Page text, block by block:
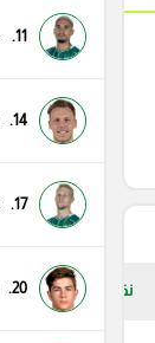
نقاط
11.
14.
17.
20.